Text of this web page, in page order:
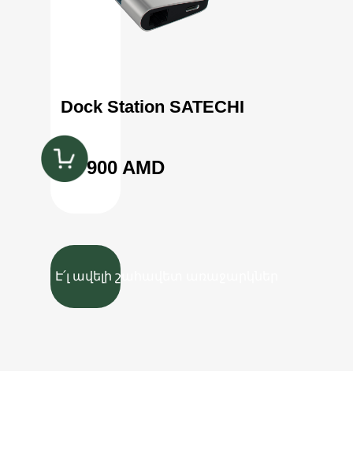
Է՛լ ավելի շահավետ առաջարկներ
Dock Station SATECHI
39 900 AMD